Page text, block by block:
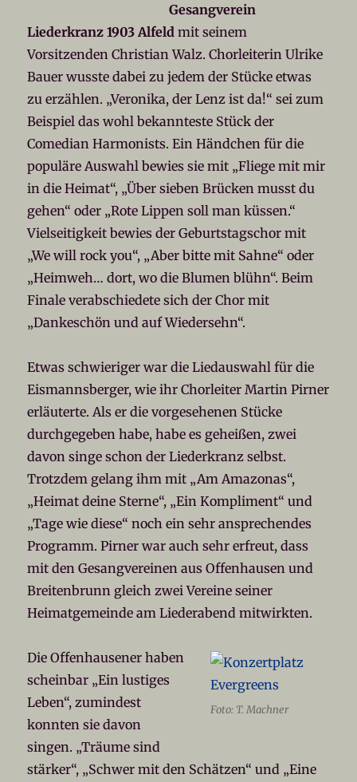
Gesangverein
Liederkranz 1903 Alfeld mit seinem
Vorsitzenden Christian Walz. Chorleiterin Ulrike
Bauer wusste dabei zu jedem der Stücke etwas
zu erzählen. „Veronika, der Lenz ist da!“ sei zum
Beispiel das wohl bekannteste Stück der
Comedian Harmonists. Ein Händchen für die
populäre Auswahl bewies sie mit „Fliege mit mir
in die Heimat“, „Über sieben Brücken musst du
gehen“ oder „Rote Lippen soll man küssen.“
Vielseitigkeit bewies der Geburtstagschor mit
„We will rock you“, „Aber bitte mit Sahne“ oder
„Heimweh… dort, wo die Blumen blühn“. Beim
Finale verabschiedete sich der Chor mit
„Dankeschön und auf Wiedersehn“.
Etwas schwieriger war die Liedauswahl für die
Eismannsberger, wie ihr Chorleiter Martin Pirner
erläuterte. Als er die vorgesehenen Stücke
durchgegeben habe, habe es geheißen, zwei
davon singe schon der Liederkranz selbst.
Trotzdem gelang ihm mit „Am Amazonas“,
„Heimat deine Sterne“, „Ein Kompliment“ und
„Tage wie diese“ noch ein sehr ansprechendes
Programm. Pirner war auch sehr erfreut, dass
mit den Gesangvereinen aus Offenhausen und
Breitenbrunn gleich zwei Vereine seiner
Heimatgemeinde am Liederabend mitwirkten.
Foto: T. Machner
Die Offenhausener haben
scheinbar „Ein lustiges
Leben“, zumindest
konnten sie davon
singen. „Träume sind
stärker“, „Schwer mit den Schätzen“ und „Eine